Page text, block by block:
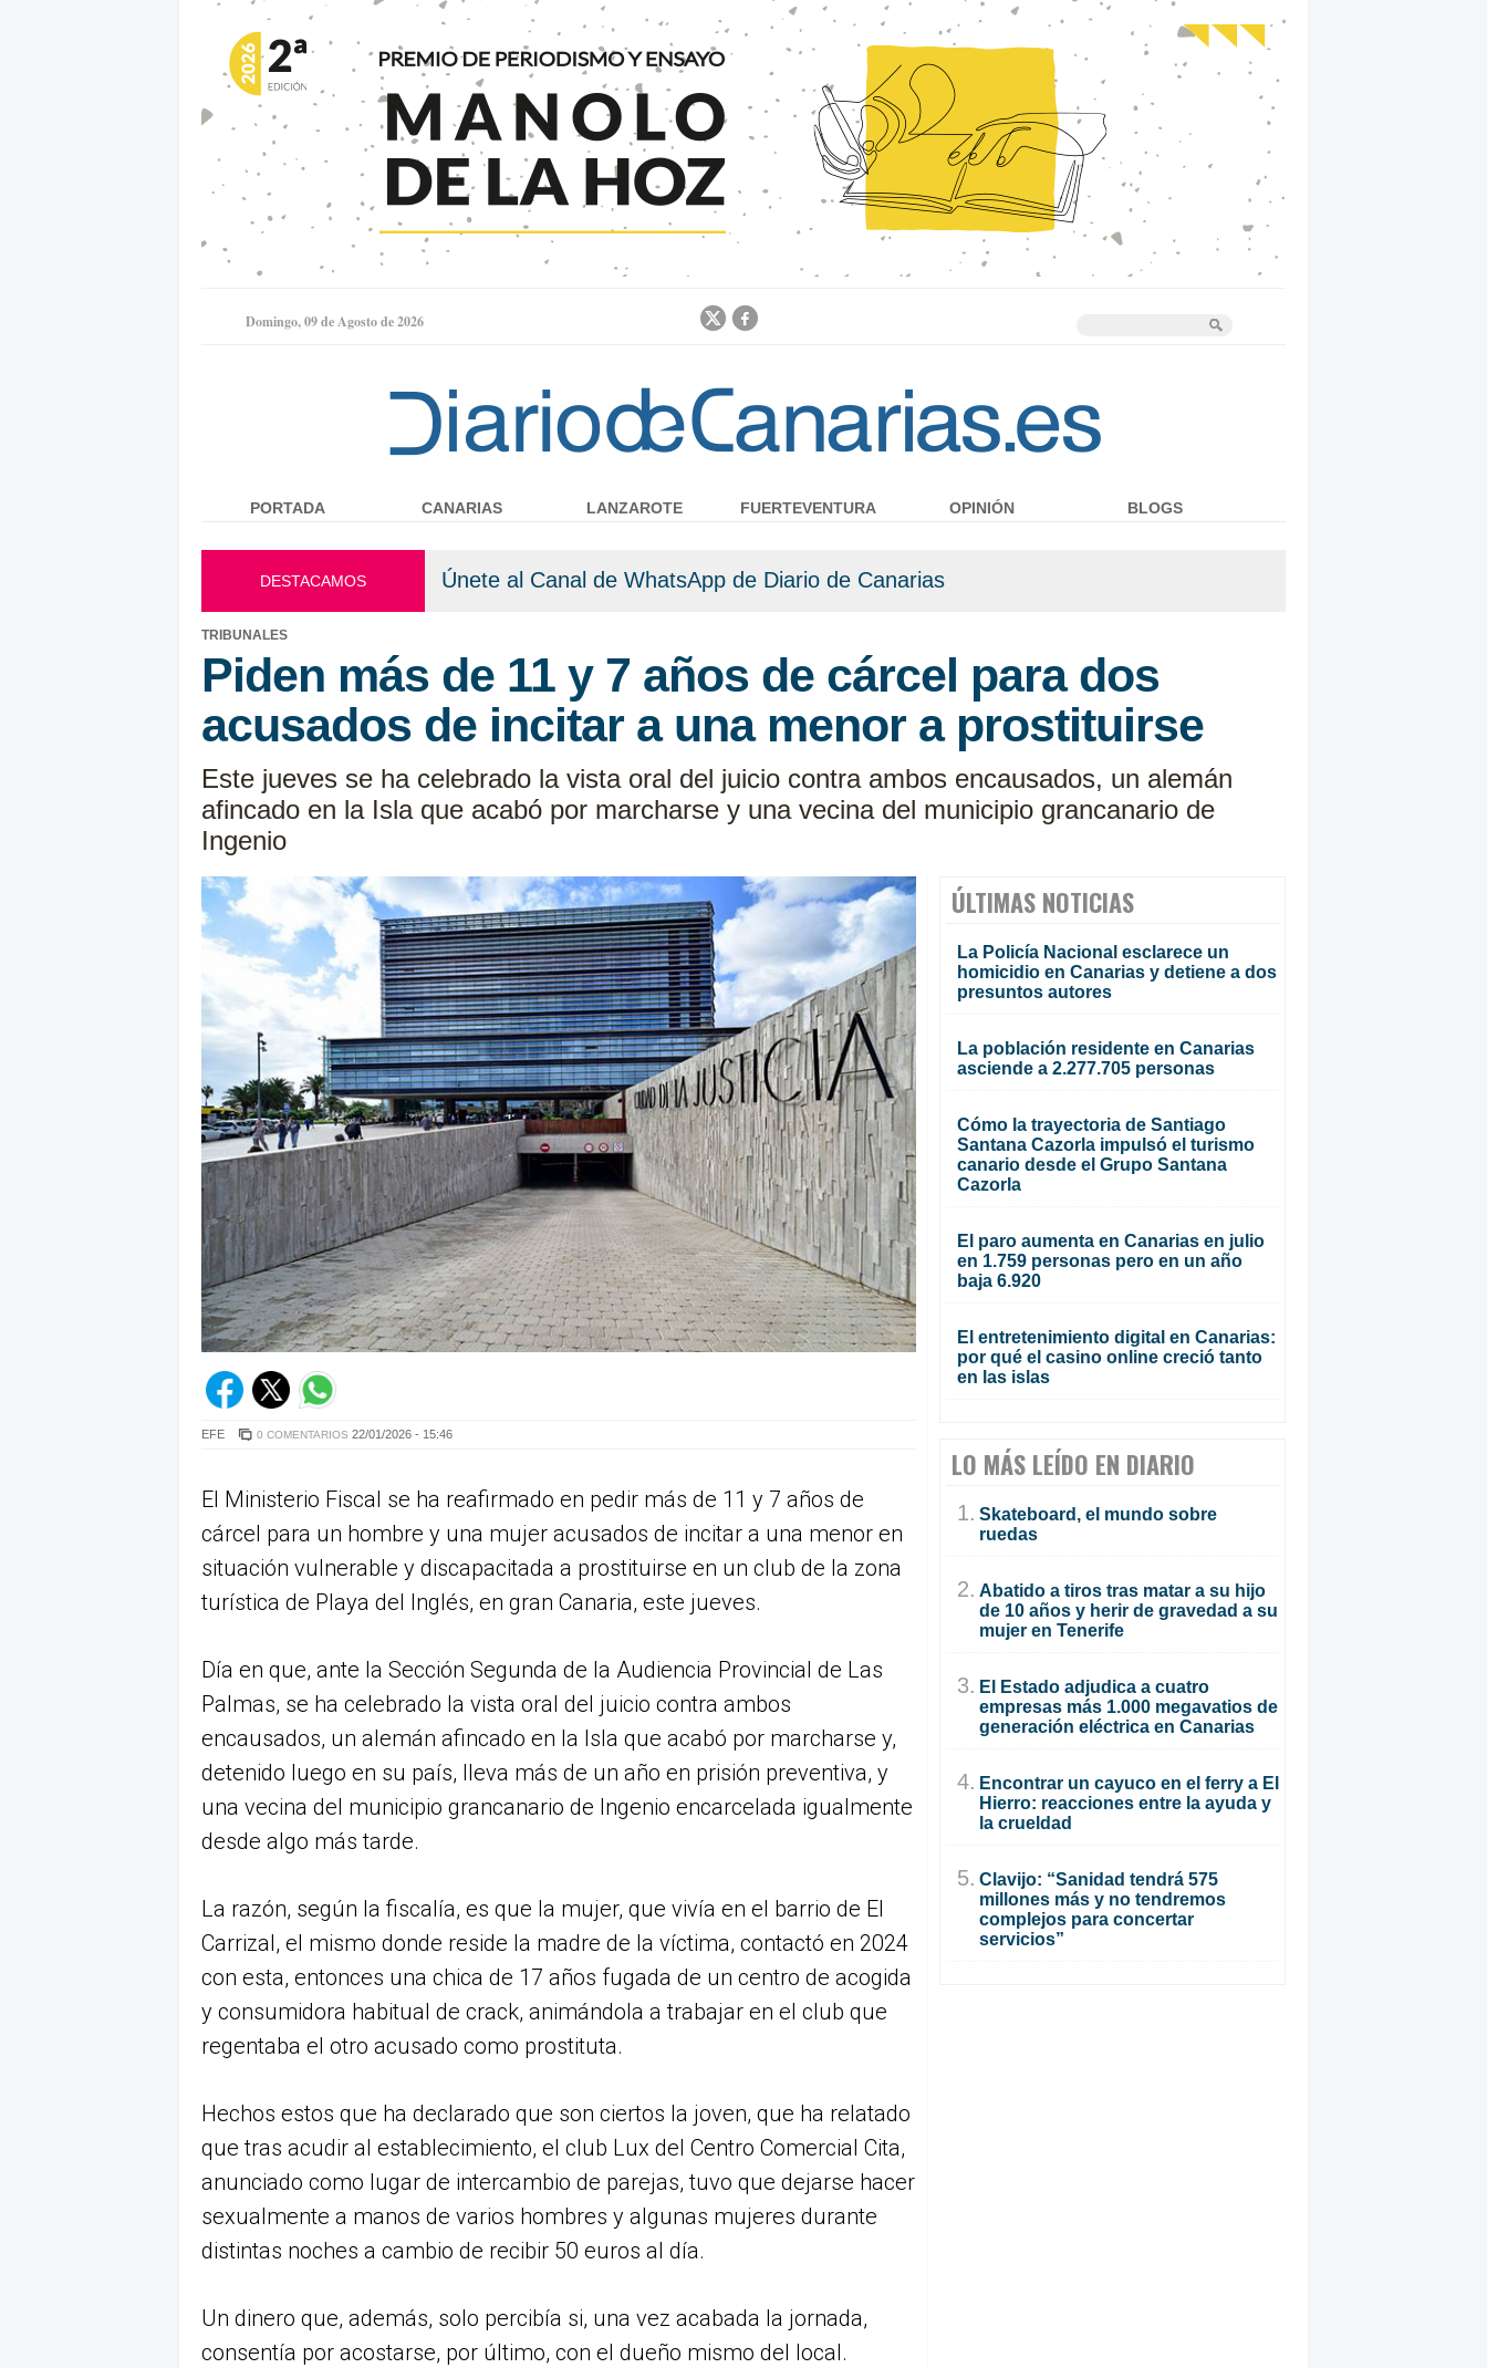
Jump to navigation
Domingo, 09 de Agosto de 2026
DESTACAMOS Únete al Canal de WhatsApp de Diario de Canarias
TRIBUNALES
Piden más de 11 y 7 años de cárcel para dos
acusados de incitar a una menor a prostituirse
Este jueves se ha celebrado la vista oral del juicio contra ambos encausados, un alemán
afincado en la Isla que acabó por marcharse y una vecina del municipio grancanario de
Ingenio
EFE 0 COMENTARIOS 22/01/2026 - 15:46
El Ministerio Fiscal se ha reafirmado en pedir más de 11 y 7 años de
cárcel para un hombre y una mujer acusados de incitar a una menor en
situación vulnerable y discapacitada a prostituirse en un club de la zona
turística de Playa del Inglés, en gran Canaria, este jueves.
Día en que, ante la Sección Segunda de la Audiencia Provincial de Las
Palmas, se ha celebrado la vista oral del juicio contra ambos
encausados, un alemán afincado en la Isla que acabó por marcharse y,
detenido luego en su país, lleva más de un año en prisión preventiva, y
una vecina del municipio grancanario de Ingenio encarcelada igualmente
desde algo más tarde.
La razón, según la fiscalía, es que la mujer, que vivía en el barrio de El
Carrizal, el mismo donde reside la madre de la víctima, contactó en 2024
con esta, entonces una chica de 17 años fugada de un centro de acogida
y consumidora habitual de crack, animándola a trabajar en el club que
regentaba el otro acusado como prostituta.
Hechos estos que ha declarado que son ciertos la joven, que ha relatado
que tras acudir al establecimiento, el club Lux del Centro Comercial Cita,
anunciado como lugar de intercambio de parejas, tuvo que dejarse hacer
sexualmente a manos de varios hombres y algunas mujeres durante
distintas noches a cambio de recibir 50 euros al día.
Un dinero que, además, solo percibía si, una vez acabada la jornada,
consentía por acostarse, por último, con el dueño mismo del local.
PORTADA CANARIAS LANZAROTE FUERTEVENTURA OPINIÓN BLOGS
ÚLTIMAS NOTICIAS
La Policía Nacional esclarece un
homicidio en Canarias y detiene a dos
presuntos autores
La población residente en Canarias
asciende a 2.277.705 personas
Cómo la trayectoria de Santiago
Santana Cazorla impulsó el turismo
canario desde el Grupo Santana
Cazorla
El paro aumenta en Canarias en julio
en 1.759 personas pero en un año
baja 6.920
El entretenimiento digital en Canarias:
por qué el casino online creció tanto
en las islas
LO MÁS LEÍDO EN DIARIO
1. Skateboard, el mundo sobre
ruedas
2. Abatido a tiros tras matar a su hijo
de 10 años y herir de gravedad a su
mujer en Tenerife
3. El Estado adjudica a cuatro
empresas más 1.000 megavatios de
generación eléctrica en Canarias
4. Encontrar un cayuco en el ferry a El
Hierro: reacciones entre la ayuda y
la crueldad
5. Clavijo: “Sanidad tendrá 575
millones más y no tendremos
complejos para concertar
servicios”